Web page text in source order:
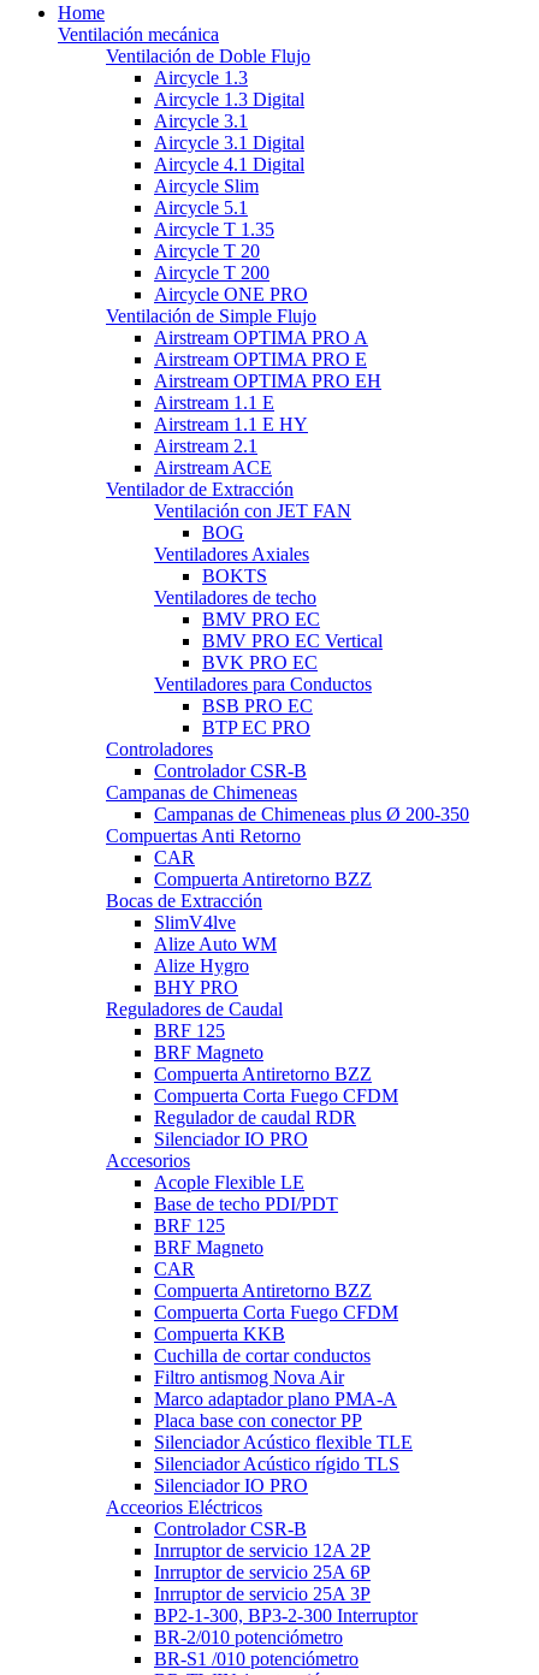
Home
Ventilación mecánica
Ventilación de Doble Flujo
Aircycle 1.3
Aircycle 1.3 Digital
Aircycle 3.1
Aircycle 3.1 Digital
Aircycle 4.1 Digital
Aircycle Slim
Aircycle 5.1
Aircycle T 1.35
Aircycle T 20
Aircycle T 200
Aircycle ONE PRO
Ventilación de Simple Flujo
Airstream OPTIMA PRO A
Airstream OPTIMA PRO E
Airstream OPTIMA PRO EH
Airstream 1.1 E
Airstream 1.1 E HY
Airstream 2.1
Airstream ACE
Ventilador de Extracción
Ventilación con JET FAN
BOG
Ventiladores Axiales
BOKTS
Ventiladores de techo
BMV PRO EC
BMV PRO EC Vertical
BVK PRO EC
Ventiladores para Conductos
BSB PRO EC
BTP EC PRO
Controladores
Controlador CSR-B
Campanas de Chimeneas
Campanas de Chimeneas plus Ø 200-350
Compuertas Anti Retorno
CAR
Compuerta Antiretorno BZZ
Bocas de Extracción
SlimV4lve
Alize Auto WM
Alize Hygro
BHY PRO
Reguladores de Caudal
BRF 125
BRF Magneto
Compuerta Antiretorno BZZ
Compuerta Corta Fuego CFDM
Regulador de caudal RDR
Silenciador IO PRO
Accesorios
Acople Flexible LE
Base de techo PDI/PDT
BRF 125
BRF Magneto
CAR
Compuerta Antiretorno BZZ
Compuerta Corta Fuego CFDM
Compuerta KKB
Cuchilla de cortar conductos
Filtro antismog Nova Air
Marco adaptador plano PMA-A
Placa base con conector PP
Silenciador Acústico flexible TLE
Silenciador Acústico rígido TLS
Silenciador IO PRO
Acceorios Eléctricos
Controlador CSR-B
Inrruptor de servicio 12A 2P
Inrruptor de servicio 25A 6P
Inrruptor de servicio 25A 3P
BP2-1-300, BP3-2-300 Interruptor
BR-2/010 potenciómetro
BR-S1 /010 potenciómetro